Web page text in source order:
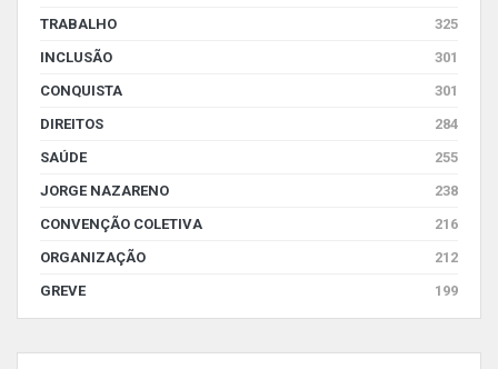
TRABALHO
325
INCLUSÃO
301
CONQUISTA
301
DIREITOS
284
SAÚDE
255
JORGE NAZARENO
238
CONVENÇÃO COLETIVA
216
ORGANIZAÇÃO
212
GREVE
199